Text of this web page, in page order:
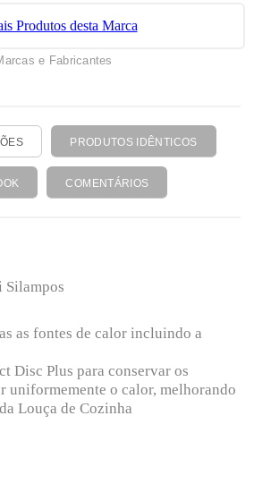
e Fabricantes
PRODUTOS IDÊNTICOS
COMENTÁRIOS
Silampos
as fontes de calor incluindo a
Disc Plus para conservar os
uniformemente o calor, melhorando
Louça de Cozinha